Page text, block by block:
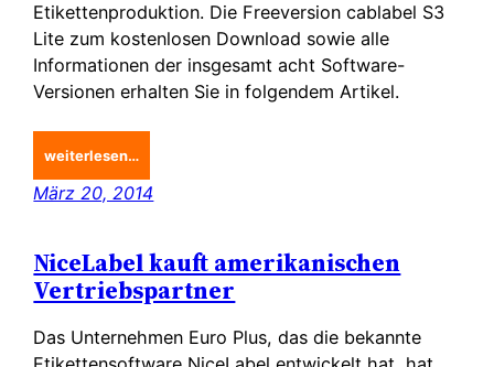
Etikettenproduktion. Die Freeversion cablabel S3
Lite zum kostenlosen Download sowie alle
Informationen der insgesamt acht Software-
Versionen erhalten Sie in folgendem Artikel.
weiterlesen…
März 20, 2014
NiceLabel kauft amerikanischen
Vertriebspartner
Das Unternehmen Euro Plus, das die bekannte